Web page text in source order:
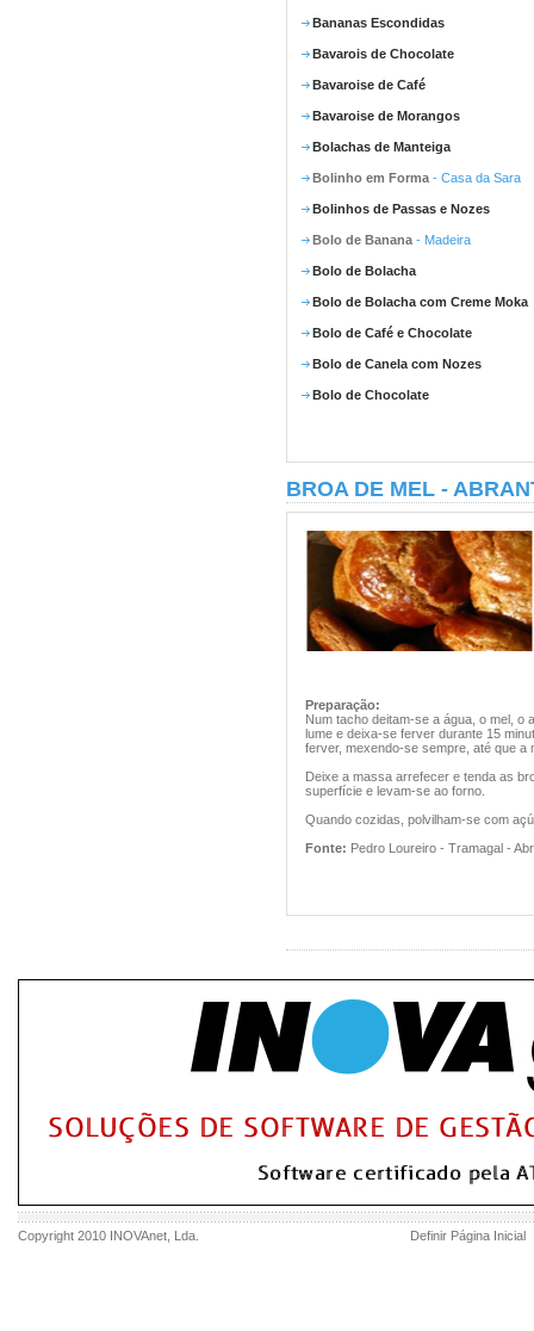
Bananas Escondidas
Bavarois de Chocolate
Bavaroise de Café
Bavaroise de Morangos
Bolachas de Manteiga
Bolinho em Forma - Casa da Sara
Bolinhos de Passas e Nozes
Bolo de Banana - Madeira
Bolo de Bolacha
Bolo de Bolacha com Creme Moka
Bolo de Café e Chocolate
Bolo de Canela com Nozes
Bolo de Chocolate
BROA DE MEL -
Preparação:
Num tacho deitam-se a água, o mel,
lume e deixa-se ferver durante 15
ferver, mexendo-se sempre, até que a
Deixe a massa arrefecer e tenda as
superfície e levam-se ao forno.
Quando cozidas, polvilham-se com
Fonte: Pedro Loureiro - Tramagal -
Copyright 2010 INOVAnet , Lda. Definir Página Inicial